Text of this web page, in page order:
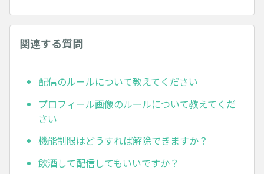
関連する質問
配信のルールについて教えてください
プロフィール画像のルールについて教えてくだ
さい
機能制限はどうすれば解除できますか？
飲酒して配信してもいいですか？